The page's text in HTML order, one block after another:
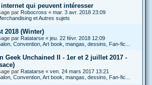
qui peuvent intéresser
par Robocross « mar. 3 avr. 2018 23:09
et Autres sujets
2018 (Winter)
par Ratatarse « jeu. 22 févr. 2018 12:09
Convention, Art book, mangas, dessins, Fan-fic...
Geek Unchained II - 1er et 2 juillet 2017 -
par Ratatarse « ven. 24 mars 2017 13:21
Convention, Art book, mangas, dessins, Fan-fic...